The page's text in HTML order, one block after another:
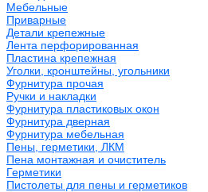
Мебельные
Приварные
Детали крепежные
Лента перфорированная
Пластина крепежная
Уголки, кронштейны, угольники
Фурнитура прочая
Ручки и накладки
Фурнитура пластиковых окон
Фурнитура дверная
Фурнитура мебельная
Пены, герметики, ЛКМ
Пена монтажная и очиститель
Герметики
Пистолеты для пены и герметиков